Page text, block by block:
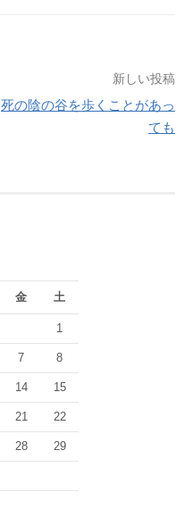
新しい投稿
死の陰の谷を歩くことがあっ
ても
金 土
1
7 8
14 15
21 22
28 29